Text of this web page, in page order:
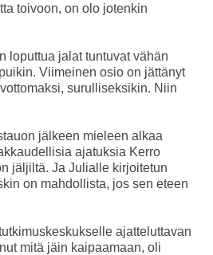
toivoon, on olo jotenkin
loputtua jalat tuntuvat vähän
Viimeinen osio on jättänyt
surulliseksikin. Niin
jälkeen mieleen alkaa
ajatuksia Kerro
jäljiltä. Ja Julialle kirjoitetun
on mahdollista, jos sen eteen
ajatteluttavan
mitä jäin kaipaamaan, oli